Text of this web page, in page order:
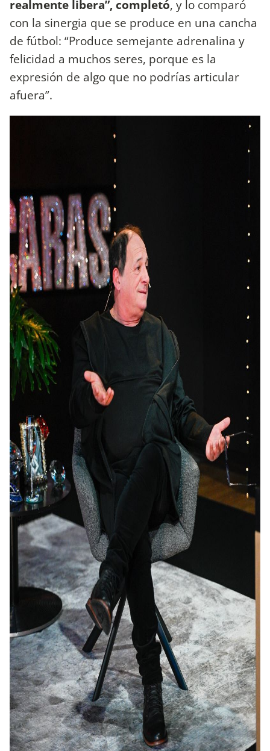
realmente libera”, completó, y lo comparó
con la sinergia que se produce en una cancha
de fútbol: “Produce semejante adrenalina y
felicidad a muchos seres, porque es la
expresión de algo que no podrías articular
afuera”.